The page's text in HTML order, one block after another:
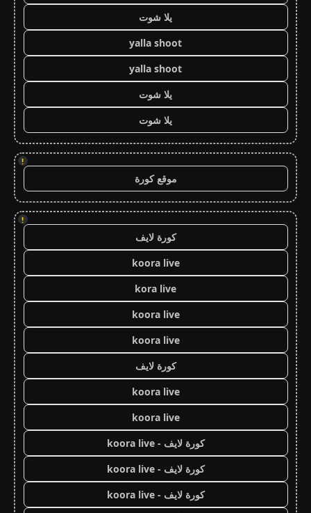
يلا شوت
yalla shoot
yalla shoot
يلا شوت
يلا شوت
!
موقع كورة
!
كورة لايف
koora live
kora live
koora live
koora live
كورة لايف
koora live
koora live
كورة لايف - koora live
كورة لايف - koora live
كورة لايف - koora live